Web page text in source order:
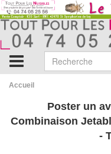
Accueil
Poster un
Combinaison
-